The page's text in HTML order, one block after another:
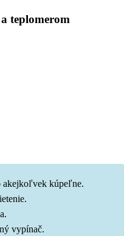
teplomerom
akejkoľvek kúpeľne.
vypínač.